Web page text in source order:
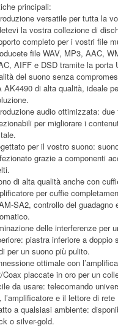
principali:
versatile per tutta la
la vostra collezione di
completo per i vostri file
file WAV, MP3, AAC,
AIFF e DSD tramite la porta
del suono senza
AK4490 di alta qualità, ideale
audio ottimizzata:
per migliorare i
per il vostro suono:
grazie a componenti
di alta qualità anche con
per cuffie
SA2, controllo del guadagno
delle interferenze per
piastra inferiore a doppio
per un suono più pulito.
ottimale con
Coax placcate in oro per un
da usare: telecomando
l’amplificatore e il lettore di rete
a qualsiasi ambiente:
o silver-gold.